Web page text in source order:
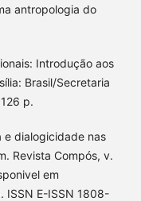
antropologia do
Introdução aos
Brasil/Secretaria
p.
e dialogicidade nas
Revista Compós, v.
em
ISSN E-ISSN 1808-